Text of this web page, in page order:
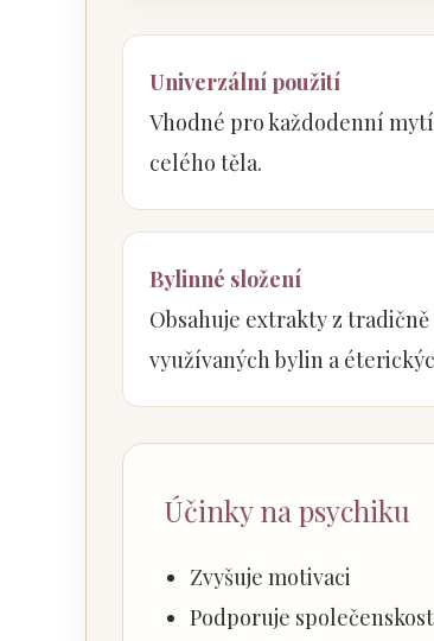
Univerzální použití
Vhodné pro každodenní
celého těla.
Bylinné složení
Obsahuje extrakty z tradičně
využívaných bylin a
Účinky na psychiku
Zvyšuje motivaci
Podporuje společenskost